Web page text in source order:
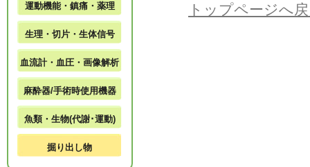
トップページへ
運動機能・鎮痛・薬理
生理・切片・生体信号
血流計・血圧・画像解析
麻酔器/手術時使用機器
魚類・生物(代謝･運動)
掘り出し物